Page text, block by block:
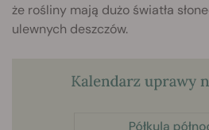
że rośliny mają dużo światła
ulewnych deszczów.